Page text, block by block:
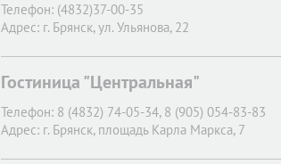
Телефон: (4832)37-00-35
Адрес: г. Брянск, ул. Ульянова, 22
Гостиница "Центральная"
Телефон: 8 (4832) 74-05-34, 8 (905) 054-83-83
Адрес: г. Брянск, площадь Карла Маркса, 7